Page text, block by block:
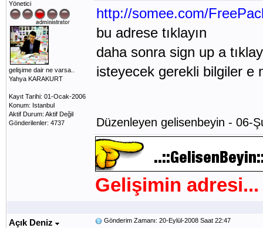
Yönetici
gelişime dair ne varsa..
Yahya KARAKURT
Kayıt Tarihi: 01-Ocak-2006
Konum: Istanbul
Aktif Durum: Aktif Değil
Gönderilenler: 4737
http://somee.com/
bu adrese tıklayın
daha sonra sign up a
isteyecek gerekli bilgiler e
Düzenleyen gelisenbeyin - 06-
Gelişimin adresi...
Açık Deniz Gönderim Zamanı: 20-Eylül-2008 Saat 22:47